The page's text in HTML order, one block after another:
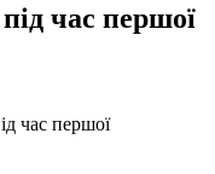
час першої
час першої